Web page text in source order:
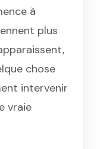
à
plus
chose
intervenir
vraie